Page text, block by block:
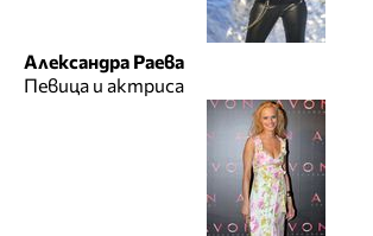
Александра Раева
Певица и актриса